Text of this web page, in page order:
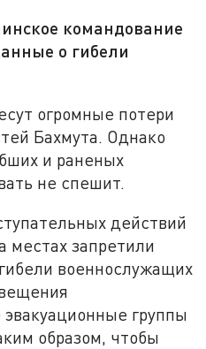
командование
о гибели
огромные потери
Бахмута. Однако
и раненых
не спешит.
действий
местах запретили
военнослужащих
группы
образом, чтобы